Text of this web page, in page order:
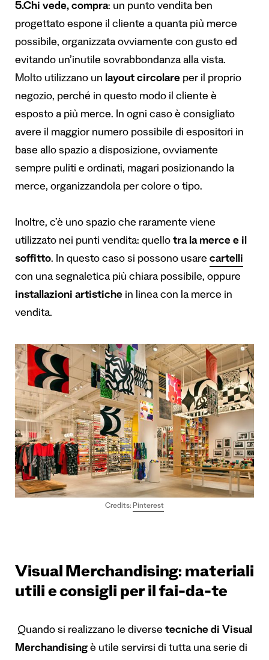
5.Chi vede, compra: un punto vendita ben
progettato espone il cliente a quanta più merce
possibile, organizzata ovviamente con gusto ed
evitando un’inutile sovrabbondanza alla vista.
Molto utilizzano un layout circolare per il proprio
negozio, perché in questo modo il cliente è
esposto a più merce. In ogni caso è consigliato
avere il maggior numero possibile di espositori in
base allo spazio a disposizione, ovviamente
sempre puliti e ordinati, magari posizionando la
merce, organizzandola per colore o tipo.
Inoltre, c’è uno spazio che raramente viene
utilizzato nei punti vendita: quello tra la merce e il
soffitto. In questo caso si possono usare cartelli
con una segnaletica più chiara possibile, oppure
installazioni artistiche in linea con la merce in
vendita.
Credits: Pinterest
Visual Merchandising: materiali
utili e consigli per il fai-da-te
Quando si realizzano le diverse tecniche di Visual
Merchandising è utile servirsi di tutta una serie di